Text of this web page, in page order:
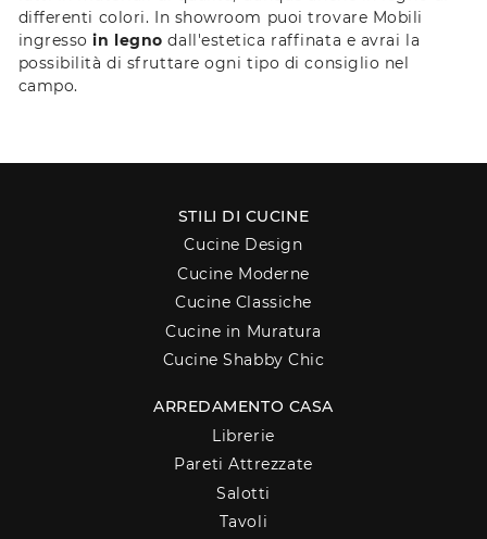
differenti colori. In showroom puoi trovare Mobili
ingressoin legno dall'estetica raffinata e avrai la
possibilità di sfruttare ogni tipo di consiglio nel
campo.
STILI DI CUCINE
Cucine Design
Cucine Moderne
Cucine Classiche
Cucine in Muratura
Cucine Shabby Chic
ARREDAMENTO CASA
Librerie
Pareti Attrezzate
Salotti
Tavoli